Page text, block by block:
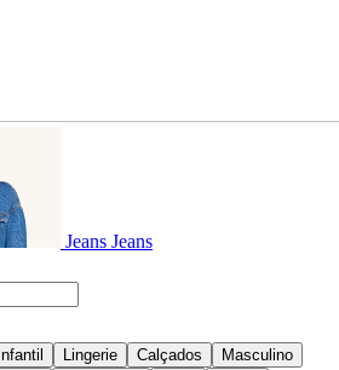
Jeans Jeans
Infantil Lingerie Calçados
Masculino